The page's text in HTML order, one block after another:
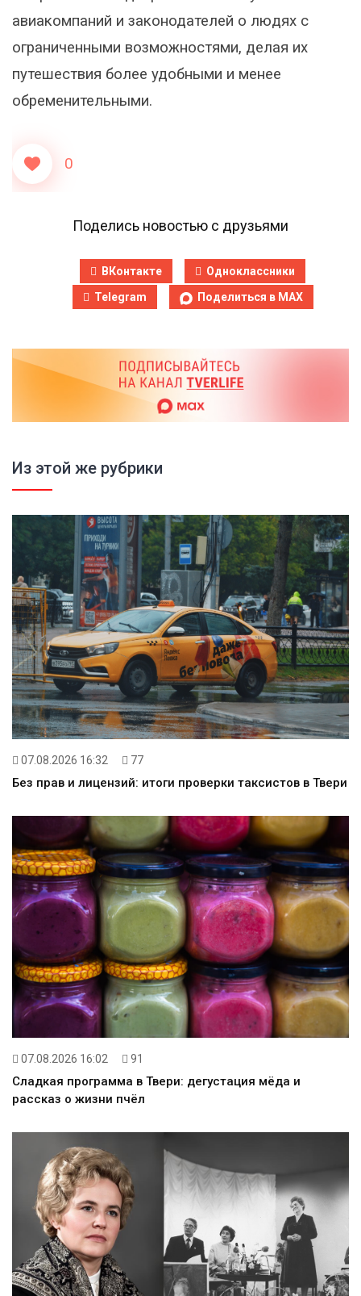
авиакомпаний и законодателей о людях с
ограниченными возможностями, делая их
путешествия более удобными и менее
обременительными.
0
Поделись новостью с друзьями
ВКонтакте
Одноклассники
Telegram
Поделиться в MAX
Из этой же рубрики
07.08.2026 16:32 77
Без прав и лицензий: итоги проверки таксистов в Твери
07.08.2026 16:02 91
Сладкая программа в Твери: дегустация мёда и
рассказ о жизни пчёл